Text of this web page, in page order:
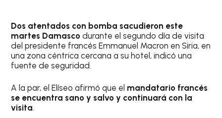
Dos atentados con bomba sacudieron este
martes Damasco durante el segundo día de visita
del presidente francés Emmanuel Macron en Siria, en
una zona céntrica cercana a su hotel, indicó una
fuente de seguridad.
A la par, el Elíseo afirmó que el mandatario francés
se encuentra sano y salvo y continuará con la
visita.